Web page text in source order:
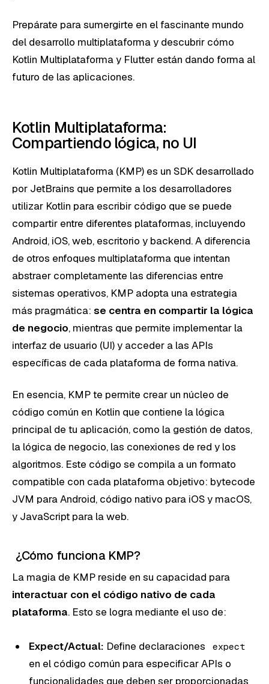
Prepárate para sumergirte en el fascinante mundo
del desarrollo multiplataforma y descubrir cómo
Kotlin Multiplataforma y Flutter están dando forma al
futuro de las aplicaciones.
Kotlin Multiplataforma:
Compartiendo lógica, no UI
Kotlin Multiplataforma (KMP) es un SDK desarrollado
por JetBrains que permite a los desarrolladores
utilizar Kotlin para escribir código que se puede
compartir entre diferentes plataformas, incluyendo
Android, iOS, web, escritorio y backend. A diferencia
de otros enfoques multiplataforma que intentan
abstraer completamente las diferencias entre
sistemas operativos, KMP adopta una estrategia
más pragmática: se centra en compartir la lógica
de negocio, mientras que permite implementar la
interfaz de usuario (UI) y acceder a las APIs
específicas de cada plataforma de forma nativa.
En esencia, KMP te permite crear un núcleo de
código común en Kotlin que contiene la lógica
principal de tu aplicación, como la gestión de datos,
la lógica de negocio, las conexiones de red y los
algoritmos. Este código se compila a un formato
compatible con cada plataforma objetivo: bytecode
JVM para Android, código nativo para iOS y macOS,
y JavaScript para la web.
¿Cómo funciona KMP?
La magia de KMP reside en su capacidad para
interactuar con el código nativo de cada
plataforma. Esto se logra mediante el uso de:
Expect/Actual: Define declaraciones expect
en el código común para especificar APIs o
funcionalidades que deben ser proporcionadas